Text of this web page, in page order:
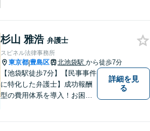
りつけ医」として、お気軽に
ご相談ください。不動産・相
続問題もワンストップ対応
可！池袋駅徒歩5分
杉山 雅浩 弁護士
スピネル法律事務所
東京都|豊島区 北池袋駅 から徒歩7分
【池袋駅徒歩7分】【民事事件
に特化した弁護士】成功報酬
型の費用体系を導入！お困り
詳細を見
る